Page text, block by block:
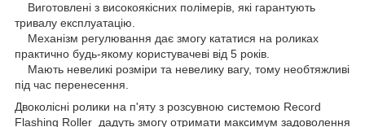
Виготовлені з високоякісних полімерів, які гарантують
тривалу експлуатацію.
Механізм регулювання дає змогу кататися на роликах
практично будь-якому користувачеві від 5 років.
Мають невеликі розміри та невелику вагу, тому необтяжливі
під час перенесення.
Двоколісні ролики на п'яту з розсувною системою Record
Flashing Roller дадуть змогу отримати максимум задоволення